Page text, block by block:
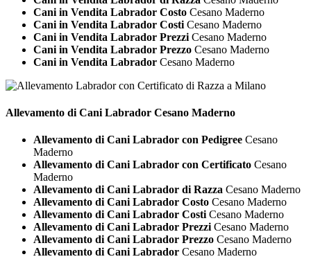
Cani in Vendita Labrador Costo Cesano Maderno
Cani in Vendita Labrador Costi Cesano Maderno
Cani in Vendita Labrador Prezzi Cesano Maderno
Cani in Vendita Labrador Prezzo Cesano Maderno
Cani in Vendita Labrador Cesano Maderno
Allevamento di Cani Labrador Cesano Maderno
Allevamento di Cani Labrador con Pedigree Cesano
Maderno
Allevamento di Cani Labrador con Certificato Cesano
Maderno
Allevamento di Cani Labrador di Razza Cesano Maderno
Allevamento di Cani Labrador Costo Cesano Maderno
Allevamento di Cani Labrador Costi Cesano Maderno
Allevamento di Cani Labrador Prezzi Cesano Maderno
Allevamento di Cani Labrador Prezzo Cesano Maderno
Allevamento di Cani Labrador Cesano Maderno